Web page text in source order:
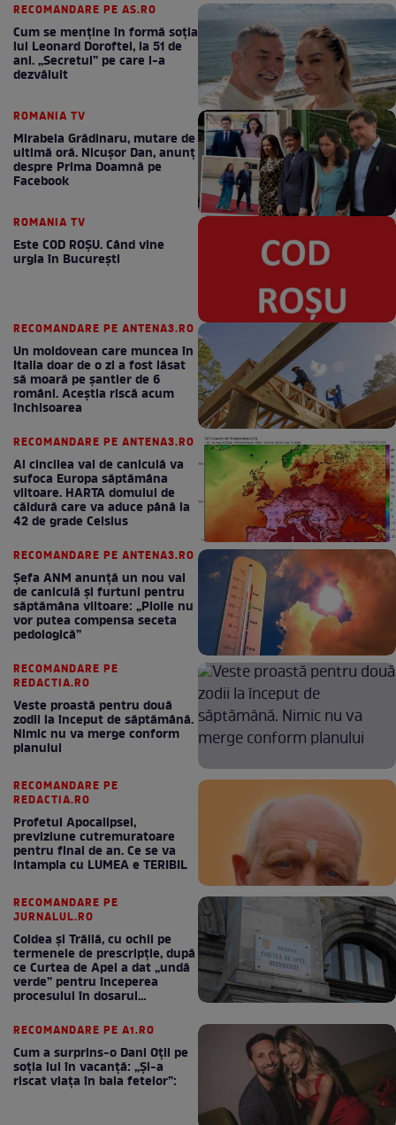
RECOMANDARE PE AS.RO
Cum se menţine în formă soţia
lui Leonard Doroftei, la 51 de
ani. „Secretul” pe care l-a
dezvăluit
ROMANIA TV
Mirabela Grădinaru, mutare de
ultimă oră. Nicuşor Dan, anunţ
despre Prima Doamnă pe
Facebook
ROMANIA TV
Este COD ROŞU. Când vine
urgia în Bucureşti
RECOMANDARE PE ANTENA3.RO
Un moldovean care muncea în
Italia doar de o zi a fost lăsat
să moară pe şantier de 6
români. Aceștia riscă acum
închisoarea
RECOMANDARE PE ANTENA3.RO
Al cincilea val de caniculă va
sufoca Europa săptămâna
viitoare. HARTA domului de
căldură care va aduce până la
42 de grade Celsius
RECOMANDARE PE ANTENA3.RO
Șefa ANM anunță un nou val
de caniculă și furtuni pentru
săptămâna viitoare: „Ploile nu
vor putea compensa seceta
pedologică”
RECOMANDARE PE
REDACTIA.RO
Veste proastă pentru două
zodii la început de săptămână.
Nimic nu va merge conform
planului
RECOMANDARE PE
REDACTIA.RO
Profetul Apocalipsei,
previziune cutremuratoare
pentru final de an. Ce se va
intampla cu LUMEA e TERIBIL
RECOMANDARE PE
JURNALUL.RO
Coldea și Trăilă, cu ochii pe
termenele de prescripție, după
ce Curtea de Apel a dat „undă
verde” pentru începerea
procesului în dosarul
RECOMANDARE PE A1.RO
Cum a surprins-o Dani Oțil pe
soția lui în vacanță: „Și-a
riscat viața în baia fetelor”: